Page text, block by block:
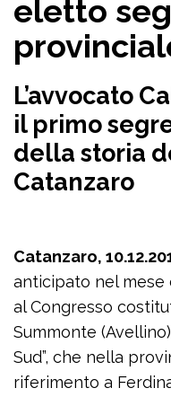
eletto
L’avvocato
il primo
della storia
Catanzaro
Catanzaro,
anticipato nel mese
al Congresso
Summonte
Sud”, che nella
riferimento a